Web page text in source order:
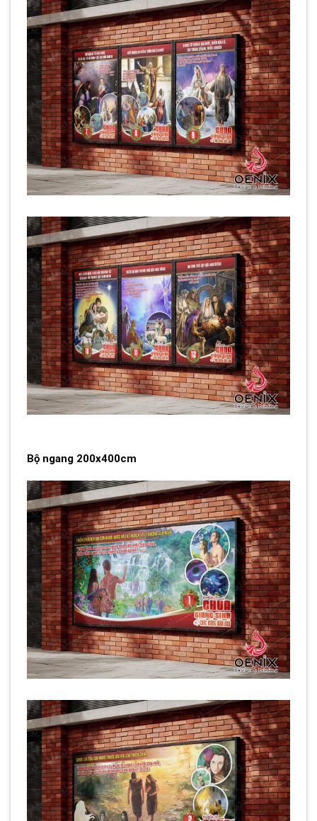
Bộ ngang 200x400cm